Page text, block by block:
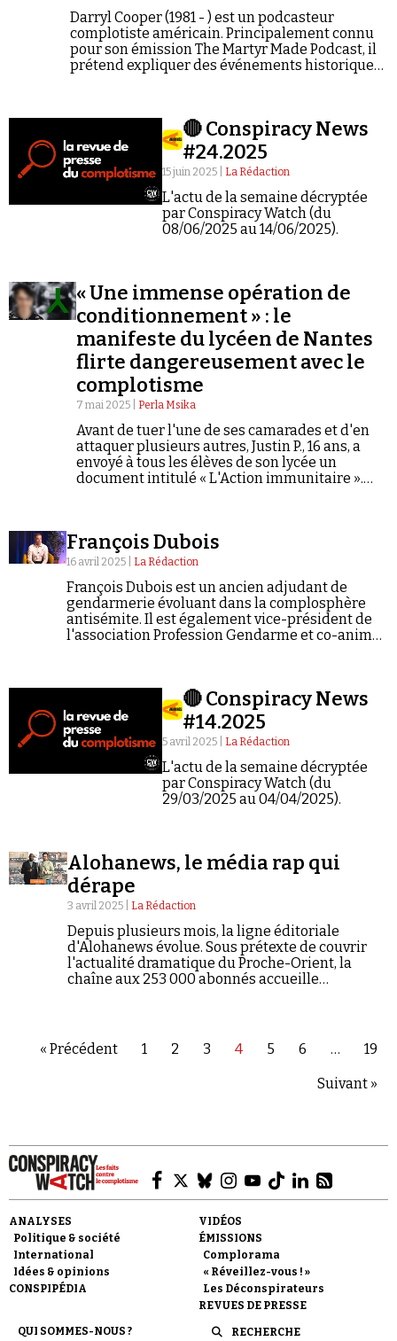
Darryl Cooper (1981 - ) est un podcasteur
complotiste américain. Principalement connu
pour son émission The Martyr Made Podcast, il
prétend expliquer des événements historiques
🔴 Conspiracy News
#24.2025
15 juin 2025 | La Rédaction
L'actu de la semaine décryptée
par Conspiracy Watch (du
08/06/2025 au 14/06/2025).
« Une immense opération de
conditionnement » : le
manifeste du lycéen de Nantes
flirte dangereusement avec le
complotisme
7 mai 2025 | Perla Msika
Avant de tuer l'une de ses camarades et d'en
attaquer plusieurs autres, Justin P., 16 ans, a
envoyé à tous les élèves de son lycée un
document intitulé « L'Action immunitaire ».
François Dubois
16 avril 2025 | La Rédaction
François Dubois est un ancien adjudant de
gendarmerie évoluant dans la complosphère
antisémite. Il est également vice-président de
l'association Profession Gendarme et co-anime
🔴 Conspiracy News
#14.2025
5 avril 2025 | La Rédaction
L'actu de la semaine décryptée
par Conspiracy Watch (du
29/03/2025 au 04/04/2025).
Alohanews, le média rap qui
dérape
3 avril 2025 | La Rédaction
Depuis plusieurs mois, la ligne éditoriale
d'Alohanews évolue. Sous prétexte de couvrir
l'actualité dramatique du Proche-Orient, la
chaîne aux 253 000 abonnés accueille
d'audience.
« Précédent 1 2 3 4 5 6 … 19
Suivant »
ANALYSES
Politique & société
International
Idées & opinions
CONSPIPÉDIA
VIDÉOS
ÉMISSIONS
Complorama
« Réveillez-vous ! »
Les Déconspirateurs
REVUES DE PRESSE
QUI SOMMES-NOUS ? RECHERCHE